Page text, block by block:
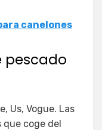
canelones
pescado
Us, Vogue. Las
que coge del